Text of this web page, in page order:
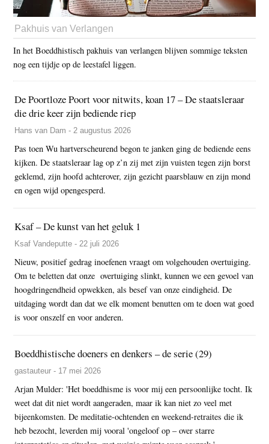
Pakhuis van Verlangen
In het Boeddhistisch pakhuis van verlangen blijven sommige teksten
nog een tijdje op de leestafel liggen.
De Poortloze Poort voor nitwits, koan 17 – De staatsleraar
die drie keer zijn bediende riep
Hans van Dam - 2 augustus 2026
Pas toen Wu hartverscheurend begon te janken ging de bediende eens
kijken. De staatsleraar lag op z’n zij met zijn vuisten tegen zijn borst
geklemd, zijn hoofd achterover, zijn gezicht paarsblauw en zijn mond
en ogen wijd opengesperd.
Ksaf – De kunst van het geluk 1
Ksaf Vandeputte - 22 juli 2026
Nieuw, positief gedrag inoefenen vraagt om volgehouden overtuiging.
Om te beletten dat onze overtuiging slinkt, kunnen we een gevoel van
hoogdringendheid opwekken, als besef van onze eindigheid. De
uitdaging wordt dan dat we elk moment benutten om te doen wat goed
is voor onszelf en voor anderen.
Boeddhistische doeners en denkers – de serie (29)
gastauteur - 17 mei 2026
Arjan Mulder: 'Het boeddhisme is voor mij een persoonlijke tocht. Ik
weet dat dit niet wordt aangeraden, maar ik kan niet zo veel met
bijeenkomsten. De meditatie-ochtenden en weekend-retraites die ik
heb bezocht, leverden mij vooral 'ongeloof op – over starre